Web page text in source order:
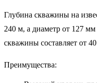
Глубина скважины на
240 м, а диаметр от 127
скважины составляет от
Преимущества: